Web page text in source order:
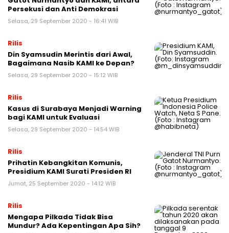
Persekusi dan Anti Demokrasi
Selasa, 29 September 2020 - 16:41 WIB
Rilis
Din Syamsudin Merintis dari Awal,
Bagaimana Nasib KAMI ke Depan?
Selasa, 29 September 2020 - 15:12 WIB
Rilis
Kasus di Surabaya Menjadi Warning
bagi KAMI untuk Evaluasi
Selasa, 29 September 2020 - 14:54 WIB
Rilis
Prihatin Kebangkitan Komunis,
Presidium KAMI Surati Presiden RI
Jumat, 25 September 2020 - 14:12 WIB
Rilis
Mengapa Pilkada Tidak Bisa
Mundur? Ada Kepentingan Apa Sih?